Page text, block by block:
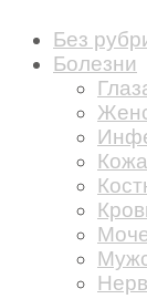
Без
Болезни
Кожа